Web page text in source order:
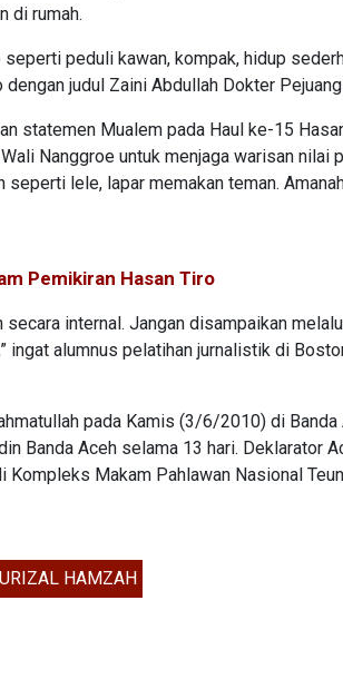
di rumah.
peduli kawan, kompak, hidup
judul Zaini Abdullah Dokter
statemen Mualem pada Haul ke-15
Nanggroe untuk menjaga warisan nilai
lele, lapar memakan teman.
Pemikiran Hasan Tiro
internal. Jangan disampaikan
ingat alumnus pelatihan jurnalistik di
pada Kamis (3/6/2010) di
Banda Aceh selama 13 hari. Deklarator
Makam Pahlawan Nasional
HAMZAH